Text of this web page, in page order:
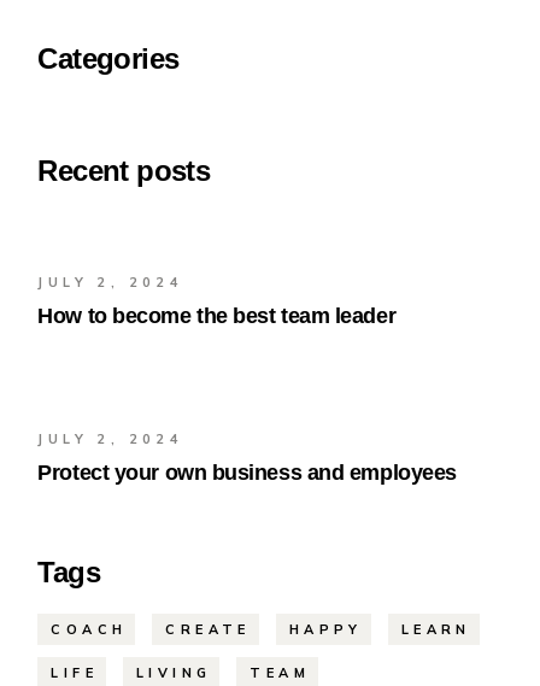
Categories
Recent posts
JULY 2, 2024
How to become the best team leader
JULY 2, 2024
Protect your own business and employees
Tags
COACH CREATE HAPPY LEARN
LIFE LIVING TEAM